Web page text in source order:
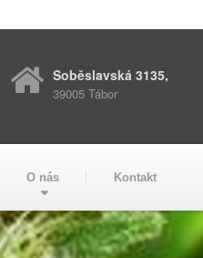
Soběslavská 3135,
39005 Tábor
O nás Kontakt